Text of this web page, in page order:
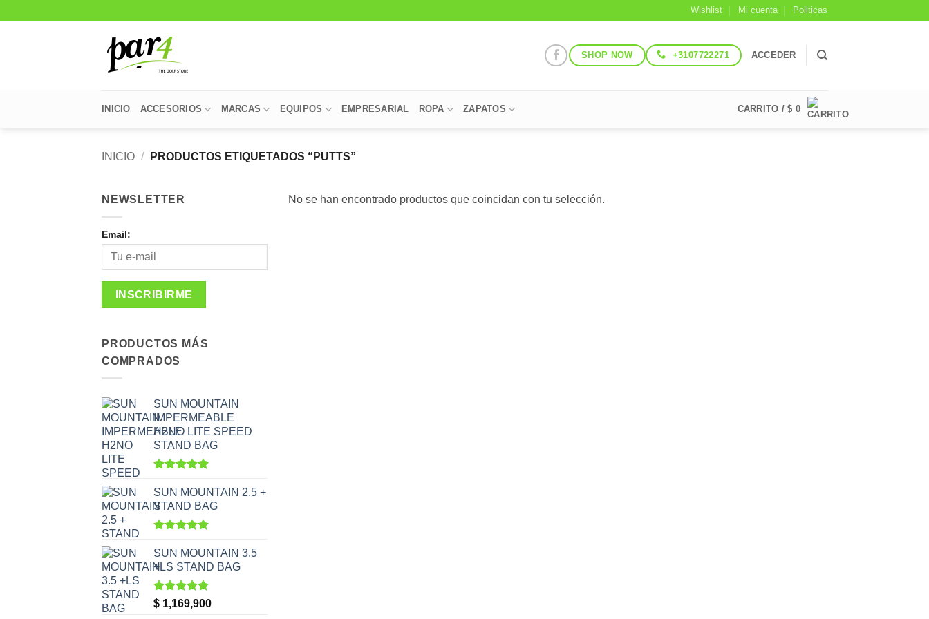
Wishlist Mi cuenta Politicas
SHOP NOW +3107722271 ACCEDER
INICIO ACCESORIOS MARCAS EQUIPOS EMPRESARIAL ROPA ZAPATOS CARRITO /$ 0
INICIO / PRODUCTOS ETIQUETADOS “PUTTS”
NEWSLETTER
Email:
PRODUCTOS MÁS
COMPRADOS
SUN MOUNTAIN
IMPERMEABLE
H2NO LITE SPEED
STAND BAG
con5.00
de 5
SUN MOUNTAIN 2.5 +
STAND BAG
con5.00
de 5
SUN MOUNTAIN 3.5
+LS STAND BAG
Valorado
$ 1,169,900
No se han encontrado productos que coincidan con tu selección.